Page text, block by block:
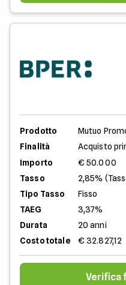
Prodotto
Mutuo
Finalità
Acquisto
Importo
€ 50.000
Tasso
2,85%
Tipo Tasso
Fisso
TAEG
3,37%
Durata
20 anni
Costo totale
€ 32.827,12
Verifica